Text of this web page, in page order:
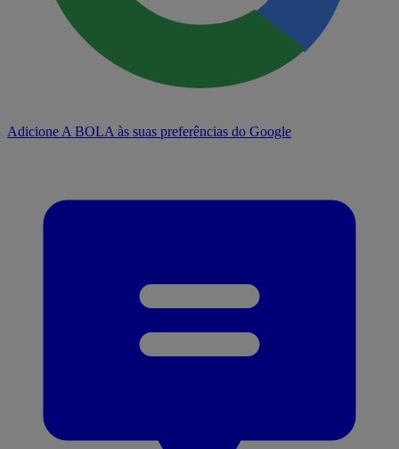
Adicione A BOLA às suas preferências do Google